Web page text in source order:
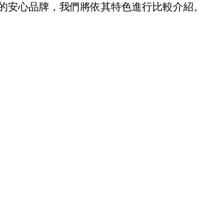
安心品牌，我們將依其特色進行比較介紹。